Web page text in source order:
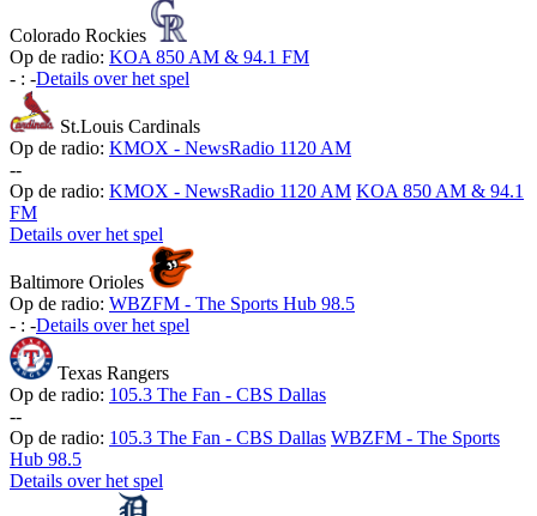
Colorado Rockies
Op de radio: KOA 850 AM & 94.1 FM
- : -Details over het spel
St.Louis Cardinals
Op de radio: KMOX - NewsRadio 1120 AM
--
Op de radio: KMOX - NewsRadio 1120 AM KOA 850 AM & 94.1
FM
Details over het spel
Baltimore Orioles
Op de radio: WBZFM - The Sports Hub 98.5
- : -Details over het spel
Texas Rangers
Op de radio: 105.3 The Fan - CBS Dallas
--
Op de radio: 105.3 The Fan - CBS Dallas WBZFM - The Sports
Hub 98.5
Details over het spel